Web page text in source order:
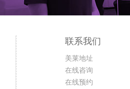
联系我们
美莱地址
在线咨询
在线预约